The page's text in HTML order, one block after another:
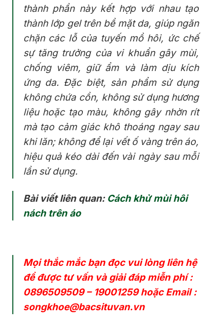
thành phần này kết hợp với nhau tạo
thành lớp gel trên bề mặt da, giúp ngăn
chặn các lỗ của tuyến mồ hôi, ức chế
sự tăng trưởng của vi khuẩn gây mùi,
chống viêm, giữ ẩm và làm dịu kích
ứng da. Đặc biệt, sản phẩm sử dụng
không chứa cồn, không sử dụng hương
liệu hoặc tạo màu, không gây nhờn rít
mà tạo cảm giác khô thoáng ngay sau
khi lăn; không để lại vết ố vàng trên áo,
hiệu quả kéo dài đến vài ngàysau mỗi
lần sử dụng.
Bài viết liên quan: Cách khử mùi hôi
nách trên áo
Mọi thắc mắc bạn đọc vui lòng liên hệ
để được tư vấn và giải đáp miễn phí :
0896509509– 19001259hoặc Email :
songkhoe@bacsituvan.vn